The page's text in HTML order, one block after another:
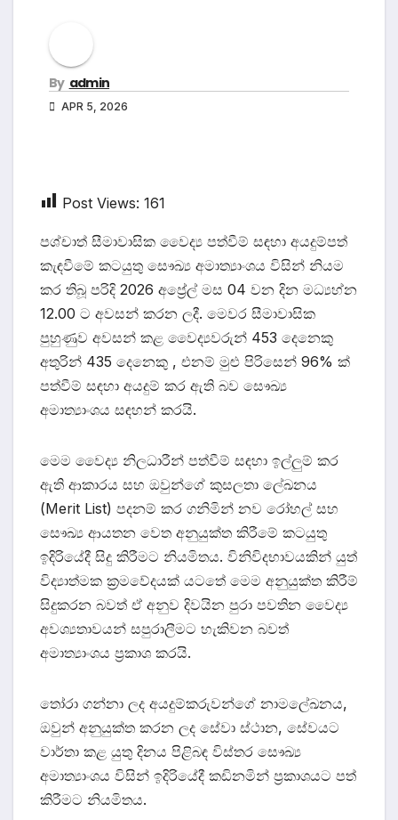
By admin
APR 5, 2026
Post Views: 161
පශ්චාත් සීමාවාසික වෛද්‍ය පත්වීම් සඳහා අයදුම්පත්
කැඳවීමේ කටයුතු සෞඛ්‍ය අමාත්‍යාංශය විසින් නියම
කර තිබූ පරිදි 2026 අප්‍රේල් මස 04 වන දින මධ්‍යහ්න
12.00 ට අවසන් කරන ලදී. මෙවර සීමාවාසික
පුහුණුව අවසන් කළ වෛද්‍යවරුන් 453 දෙනෙකු
අතුරින් 435 දෙනෙකු , එනම් මුළු පිරිසෙන් 96% ක්
පත්වීම් සඳහා අයදුම් කර ඇති බව සෞඛ්‍ය
අමාත්‍යාංශය සඳහන් කරයි.
මෙම වෛද්‍ය නිලධාරීන් පත්වීම් සඳහා ඉල්ලුම් කර
ඇති ආකාරය සහ ඔවුන්ගේ කුසලතා ලේඛනය
(Merit List) පදනම් කර ගනිමින් නව රෝහල් සහ
සෞඛ්‍ය ආයතන වෙත අනුයුක්ත කිරීමේ කටයුතු
ඉදිරියේදී සිදු කිරීමට නියමිතය. විනිවිදභාවයකින් යුත්
විද්‍යාත්මක ක්‍රමවේදයක් යටතේ මෙම අනුයුක්ත කිරීම්
සිදුකරන බවත් ඒ අනුව දිවයින පුරා පවතින වෛද්‍ය
අවශ්‍යතාවයන් සපුරාලීමට හැකිවන බවත්
අමාත්‍යාංශය ප්‍රකාශ කරයි.
තෝරා ගන්නා ලද අයදුම්කරුවන්ගේ නාමලේඛනය,
ඔවුන් අනුයුක්ත කරන ලද සේවා ස්ථාන, සේවයට
වාර්තා කළ යුතු දිනය පිළිබඳ විස්තර සෞඛ්‍ය
අමාත්‍යාංශය විසින් ඉදිරියේදී කඩිනමින් ප්‍රකාශයට පත්
කිරීමට නියමිතය.